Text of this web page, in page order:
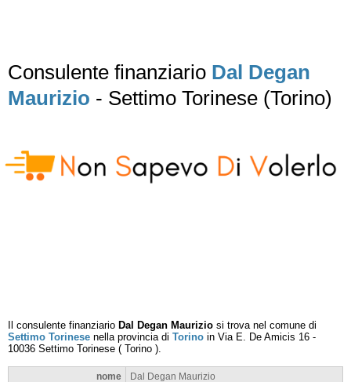
Consulente finanziario Dal Degan
Maurizio - Settimo Torinese (Torino)
Il consulente finanziario Dal Degan Maurizio si trova nel comune di
Settimo Torinese nella provincia di Torino in Via E. De Amicis 16 -
10036 Settimo Torinese ( Torino ).
nome
Dal Degan Maurizio